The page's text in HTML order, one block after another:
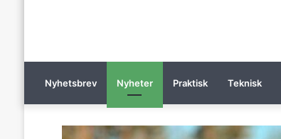
Nyhetsbrev Nyheter Praktisk Teknisk